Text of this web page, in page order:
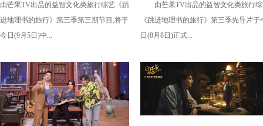
组！曹恩齐、唐九洲开启双押
对决
由芒果TV出品的益智文化类旅行综艺《跳
进地理书的旅行》第三季第三期节目,将于
今日(9月5日)中...
先导片上线，“跳地团”启程川
西整活不断
由芒果TV出品的益智文化类旅行
《跳进地理书的旅行》第三季先导片于
日(8月8日)正式...